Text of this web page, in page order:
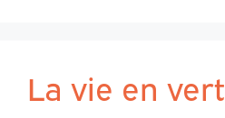
La vie en vert